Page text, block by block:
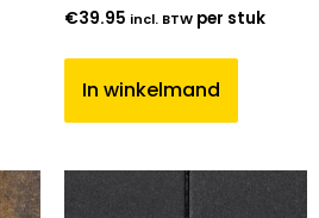
€39.95 incl. BTW per stuk
In winkelmand